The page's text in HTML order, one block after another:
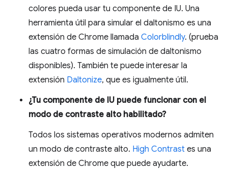
colores pueda usar tu componente de IU. Una
herramienta útil para simular el daltonismo es una
extensión de Chrome llamada Colorblindly. (prueba
las cuatro formas de simulación de daltonismo
disponibles). También te puede interesar la
extensión Daltonize, que es igualmente útil.
¿Tu componente de IU puede funcionar con el
modo de contraste alto habilitado?
Todos los sistemas operativos modernos admiten
un modo de contraste alto. High Contrast es una
extensión de Chrome que puede ayudarte.